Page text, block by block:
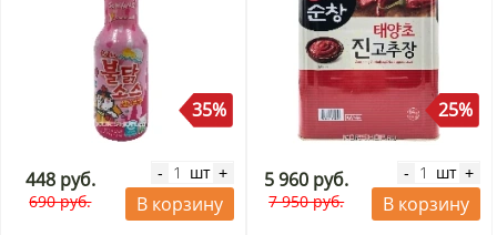
35%
448 руб.
690 руб.
- шт +
В корзину
25%
5 960 руб.
7 950 руб.
- шт +
В корзину